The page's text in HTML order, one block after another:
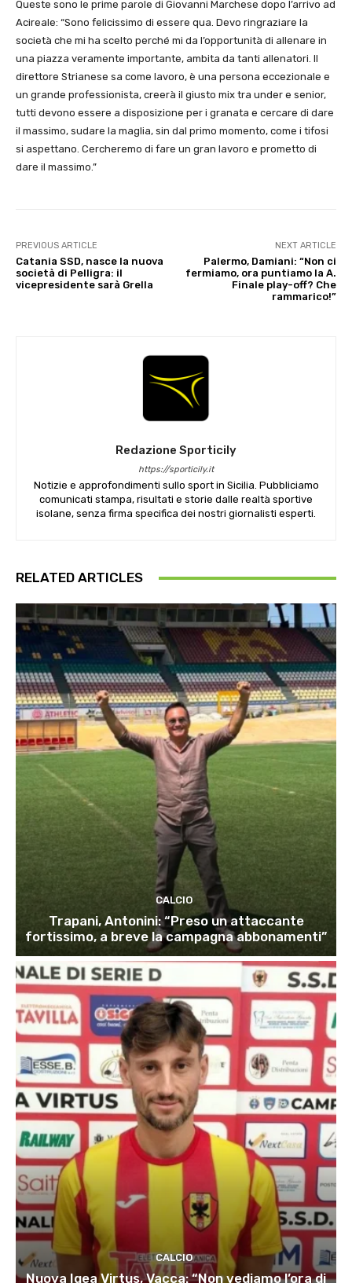
Queste sono le prime parole di Giovanni Marchese dopo l’arrivo ad
Acireale: “Sono felicissimo di essere qua. Devo ringraziare la
società che mi ha scelto perché mi da l’opportunità di allenare in
una piazza veramente importante, ambita da tanti allenatori. Il
direttore Strianese sa come lavoro, è una persona eccezionale e
un grande professionista, creerà il giusto mix tra under e senior,
tutti devono essere a disposizione per i granata e cercare di dare
il massimo, sudare la maglia, sin dal primo momento, come i tifosi
si aspettano. Cercheremo di fare un gran lavoro e prometto di
dare il massimo.”
PREVIOUS ARTICLE
Catania SSD, nasce la nuova
società di Pelligra: il
vicepresidente sarà Grella
NEXT ARTICLE
Palermo, Damiani: “Non ci
fermiamo, ora puntiamo la A.
Finale play-off? Che
rammarico!”
Redazione Sporticily
https://sporticily.it
Notizie e approfondimenti sullo sport in Sicilia. Pubbliciamo
comunicati stampa, risultati e storie dalle realtà sportive
isolane, senza firma specifica dei nostri giornalisti esperti.
RELATED ARTICLES
CALCIO
Trapani, Antonini: “Preso un attaccante
fortissimo, a breve la campagna abbonamenti”
CALCIO
Nuova Igea Virtus, Vacca: “Non vediamo l’ora di